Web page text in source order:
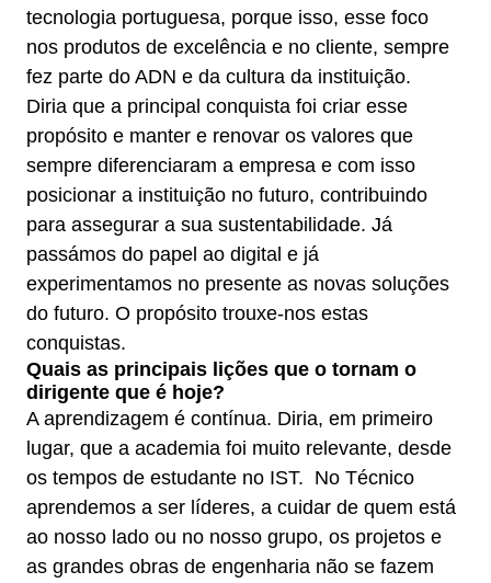
tecnologia portuguesa, porque isso, esse foco
nos produtos de excelência e no cliente, sempre
fez parte do ADN e da cultura da instituição.
Diria que a principal conquista foi criar esse
propósito e manter e renovar os valores que
sempre diferenciaram a empresa e com isso
posicionar a instituição no futuro, contribuindo
para assegurar a sua sustentabilidade. Já
passámos do papel ao digital e já
experimentamos no presente as novas soluções
do futuro. O propósito trouxe-nos estas
conquistas.
Quais as principais lições que o tornam o
dirigente que é hoje?
A aprendizagem é contínua. Diria, em primeiro
lugar, que a academia foi muito relevante, desde
os tempos de estudante no IST. No Técnico
aprendemos a ser líderes, a cuidar de quem está
ao nosso lado ou no nosso grupo, os projetos e
as grandes obras de engenharia não se fazem